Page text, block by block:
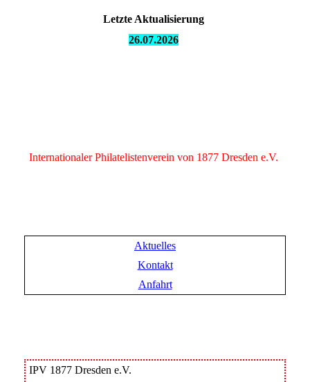
Letzte Aktualisierung
26.07.2026
Internationaler Philatelistenverein von 1877 Dresden e.V.
Aktuelles
Kontakt
Anfahrt
IPV 1877 Dresden e.V.